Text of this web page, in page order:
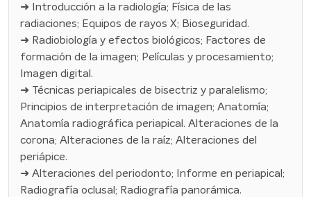
➜ Introducción a la radiología; Física de las
radiaciones; Equipos de rayos X; Bioseguridad.
➜ Radiobiología y efectos biológicos; Factores de
formación de la imagen; Películas y procesamiento;
Imagen digital.
➜ Técnicas periapicales de bisectriz y paralelismo;
Principios de interpretación de imagen; Anatomía;
Anatomía radiográfica periapical. Alteraciones de la
corona; Alteraciones de la raíz; Alteraciones del
periápice.
➜ Alteraciones del periodonto; Informe en periapical;
Radiografía oclusal; Radiografía panorámica.